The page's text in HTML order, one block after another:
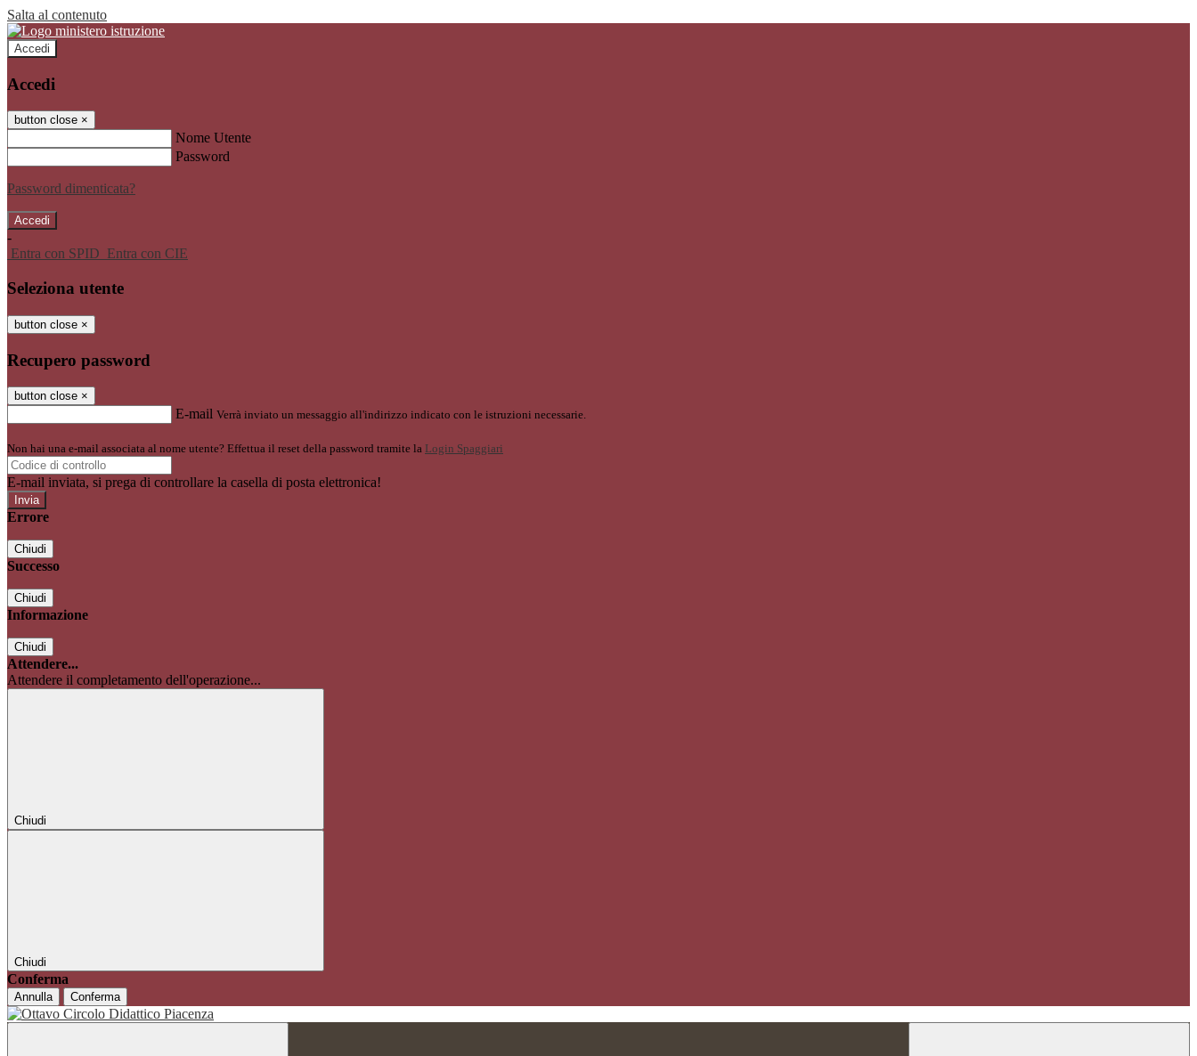
Salta al contenuto
Accedi
Accedi
button close ×
Nome Utente
Password
Password dimenticata?
-
Entra con SPID Entra con CIE
Seleziona utente
button close ×
Recupero password
button close ×
E-mail Verrà inviato un messaggio all'indirizzo indicato con le istruzioni necessarie.
Non hai una e-mail associata al nome utente? Effettua il reset della password tramite la Login Spaggiari
E-mail inviata, si prega di controllare la casella di posta elettronica!
Errore
Chiudi
Successo
Chiudi
Informazione
Chiudi
Attendere...
Attendere il completamento dell'operazione...
Chiudi
Chiudi
Conferma
Annulla Conferma